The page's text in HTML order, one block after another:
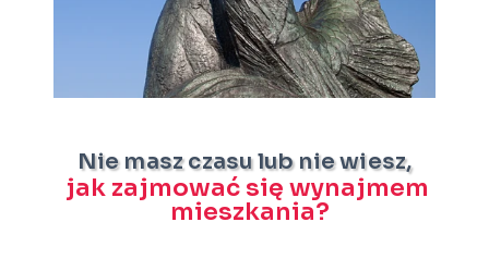
Nie masz czasu lub nie wiesz,
jak zajmować się wynajmem
mieszkania?